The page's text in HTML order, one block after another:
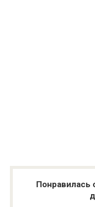
Понравилась